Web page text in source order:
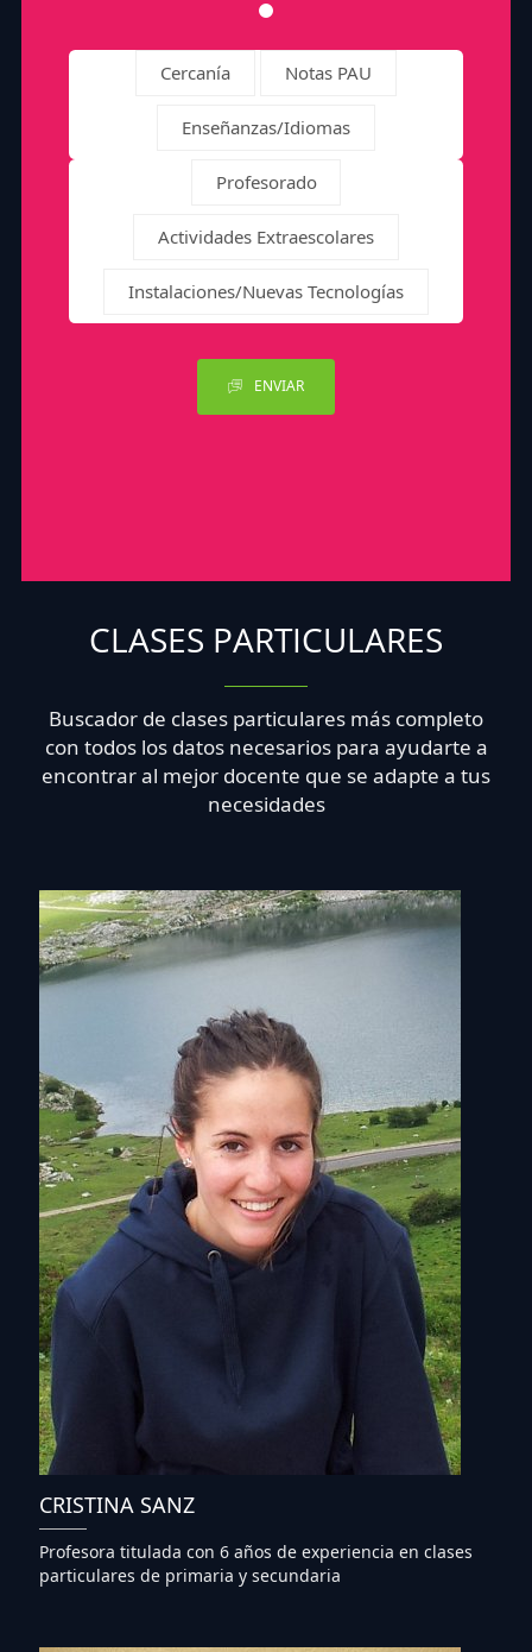
Cercanía Notas PAU
Enseñanzas/Idiomas
Profesorado
Actividades Extraescolares
Instalaciones/Nuevas Tecnologías
ENVIAR
CLASES PARTICULARES
Buscador de clases particulares más completo
con todos los datos necesarios para ayudarte a
encontrar al mejor docente que se adapte a tus
necesidades
CRISTINA SANZ
Profesora titulada con 6 años de experiencia en clases
particulares de primaria y secundaria